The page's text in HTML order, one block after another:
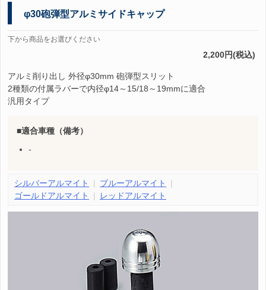
φ30砲弾型アルミサイドキャップ
下から商品をお選びください
2,200円(税込)
アルミ削り出し 外径φ30mm 砲弾型スリット
2種類の付属ラバーで内径φ14～15/18～19mmに適合
汎用タイプ
適合車種（備考）
-
シルバーアルマイト
ブルーアルマイト
ゴールドアルマイト
レッドアルマイト